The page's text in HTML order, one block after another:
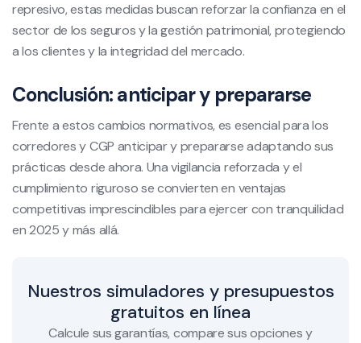
represivo, estas medidas buscan reforzar la confianza en el
sector de los seguros y la gestión patrimonial, protegiendo
a los clientes y la integridad del mercado.
Conclusión: anticipar y prepararse
Frente a estos cambios normativos, es esencial para los
corredores y CGP anticipar y prepararse adaptando sus
prácticas desde ahora. Una vigilancia reforzada y el
cumplimiento riguroso se convierten en ventajas
competitivas imprescindibles para ejercer con tranquilidad
en 2025 y más allá.
Nuestros simuladores y presupuestos
gratuitos en línea
Calcule sus garantías, compare sus opciones y